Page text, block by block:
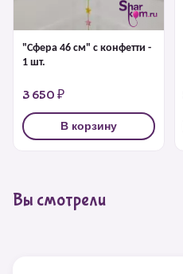
"Сфера 46 см" с конфетти -
1 шт.
3 650 ₽
В корзину
Вы смотрели